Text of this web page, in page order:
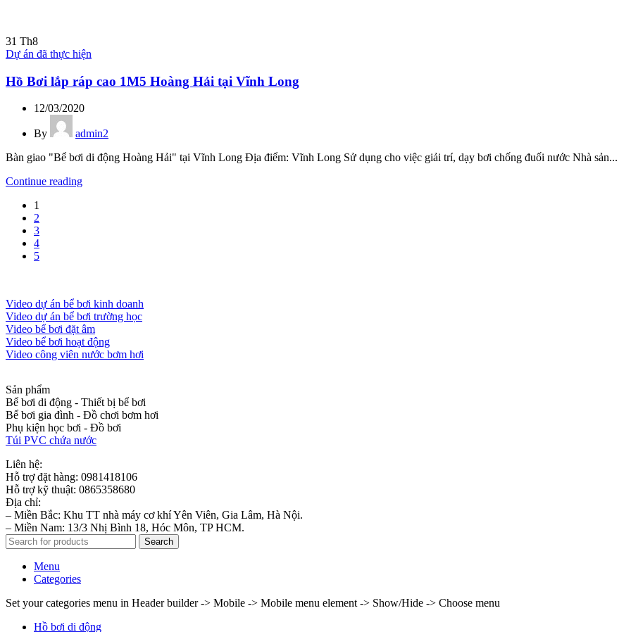
31 Th8
Dự án đã thực hiện
Hồ Bơi lắp ráp cao 1M5 Hoàng Hải tại Vĩnh Long
12/03/2020
By
admin2
Bàn giao "Bể bơi di động Hoàng Hải" tại Vĩnh Long Địa điểm: Vĩnh Long Sử dụng cho việc giải trí, dạy bơi chống đuối nước Nhà sản...
Continue reading
1
2
3
4
5
Video dự án bể bơi kinh doanh
Video dự án bể bơi trường học
Video bể bơi đặt âm
Video bể bơi hoạt động
Video công viên nước bơm hơi
Sản phẩm
Bể bơi di động - Thiết bị bể bơi
Bể bơi gia đình - Đồ chơi bơm hơi
Phụ kiện học bơi - Đồ bơi
Túi PVC chứa nước
Liên hệ:
Hỗ trợ đặt hàng: 0981418106
Hỗ trợ kỹ thuật: 0865358680
Địa chỉ:
– Miền Bắc: Khu TT nhà máy cơ khí Yên Viên, Gia Lâm, Hà Nội.
– Miền Nam: 13/3 Nhị Bình 18, Hóc Môn, TP HCM.
Search
Menu
Categories
Set your categories menu in Header builder -> Mobile -> Mobile menu element -> Show/Hide -> Choose menu
Hồ bơi di động